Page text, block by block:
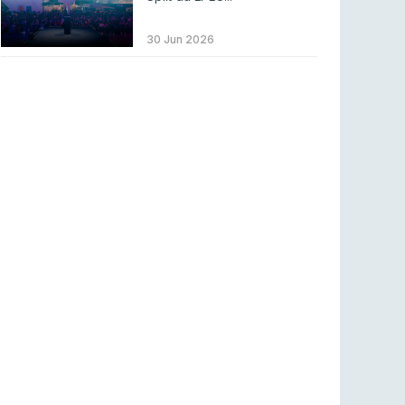
Betclic renova parceria com a RTP Arena para
a época 2026/27
30 Jun 2026